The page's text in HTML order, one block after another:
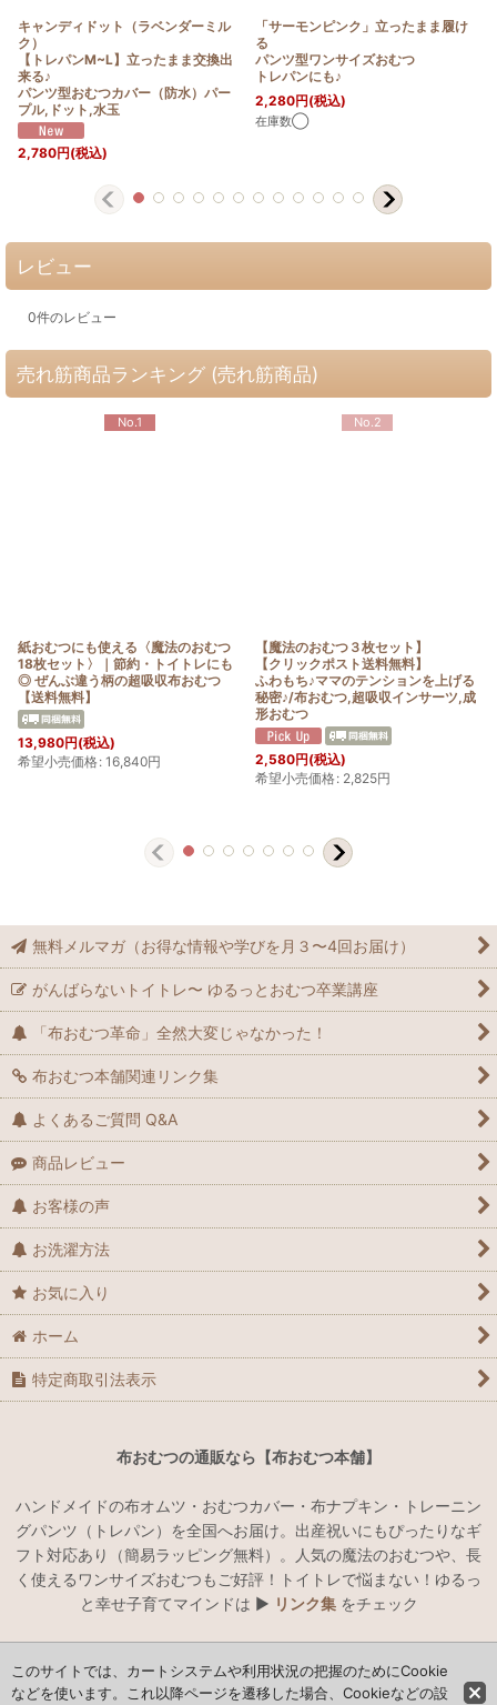
キャンディドット（ラベンダーミル
ク）
【トレパンM~L】立ったまま交換出
来る♪
パンツ型おむつカバー（防水）パー
プル,ドット,水玉
2,780円(税込)
「サーモンピンク」立ったまま履け
る
パンツ型ワンサイズおむつ
トレパンにも♪
2,280円(税込)
在庫数◯
レビュー
0件のレビュー
売れ筋商品ランキング (売れ筋商品)
No.1
紙おむつにも使える〈魔法のおむつ
18枚セット〉｜節約・トイトレにも
◎ ぜんぶ違う柄の超吸収布おむつ
【送料無料】
13,980円(税込)
希望小売価格: 16,840円
No.2
【魔法のおむつ３枚セット】
【クリックポスト送料無料】
ふわもち♪ママのテンションを上げる
秘密♪/布おむつ,超吸収インサーツ,成
形おむつ
2,580円(税込)
希望小売価格: 2,825円
無料メルマガ（お得な情報や学びを月３〜4回お届け）
がんばらないトイトレ〜 ゆるっとおむつ卒業講座
「布おむつ革命」全然大変じゃなかった！
布おむつ本舗関連リンク集
よくあるご質問 Q&A
商品レビュー
お客様の声
お洗濯方法
お気に入り
ホーム
特定商取引法表示
布おむつの通販なら【布おむつ本舗】
ハンドメイドの布オムツ・おむつカバー・布ナプキン・トレーニン
グパンツ（トレパン）を全国へお届け。出産祝いにもぴったりなギ
フト対応あり（簡易ラッピング無料）。人気の魔法のおむつや、長
く使えるワンサイズおむつもご好評！トイトレで悩まない！ゆるっ
と幸せ子育てマインドは ▶︎ リンク集をチェック
ハンドメイドでオリジナルの布おむつ・おむつカバー・布ナプキン
の通販
このサイトでは、カートシステムや利用状況の把握のためにCookie
などを使います。これ以降ページを遷移した場合、Cookieなどの設